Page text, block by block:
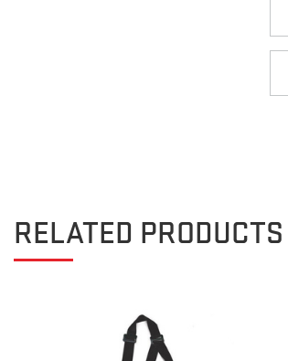
RELATED PRODUCTS